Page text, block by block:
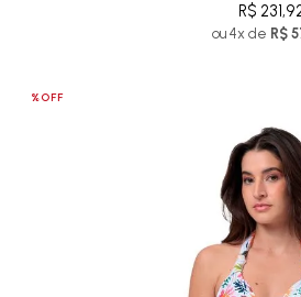
R$
ou 4x de R$
%OFF